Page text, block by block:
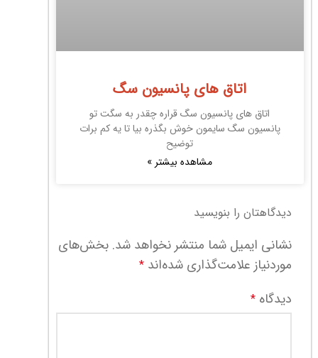
اتاق های پانسیون سگ
اتاق های پانسیون سگ قراره چقدر به سگت تو
پانسیون سگ سایمون خوش بگذره بیا تا یه کم برات
توضیح
مشاهده بیشتر »
دیدگاهتان را بنویسید
نشانی ایمیل شما منتشر نخواهد شد. بخش‌های
موردنیاز علامت‌گذاری شده‌اند *
دیدگاه *